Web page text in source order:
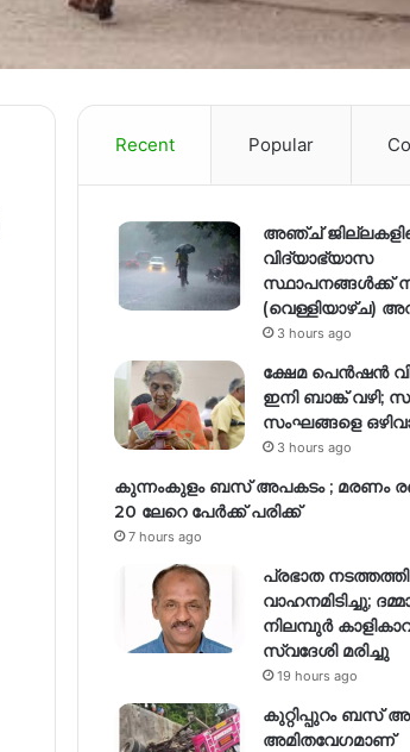
Recent Popular
അഞ്ച്
വിദ്യാഭ്യാസ
സ്ഥാപനങ്ങൾക്ക്
(വെള്ളിയാഴ്ച)
3 hours ago
ക്ഷേമ പെൻഷൻ
ഇനി ബാങ്ക്
സംഘങ്ങളെ
3 hours ago
കുന്നംകുളം ബസ് അപകടം ; മരണം
20 ലേറെ പേർക്ക് പരിക്ക്
7 hours ago
പ്രഭാത
വാഹനമിടിച്ചു;
നിലമ്പുർ
സ്വദേശി മരിച്ചു
19 hours ago
കുറ്റിപ്പുറം ബസ്
അമിതവേഗമാണ്